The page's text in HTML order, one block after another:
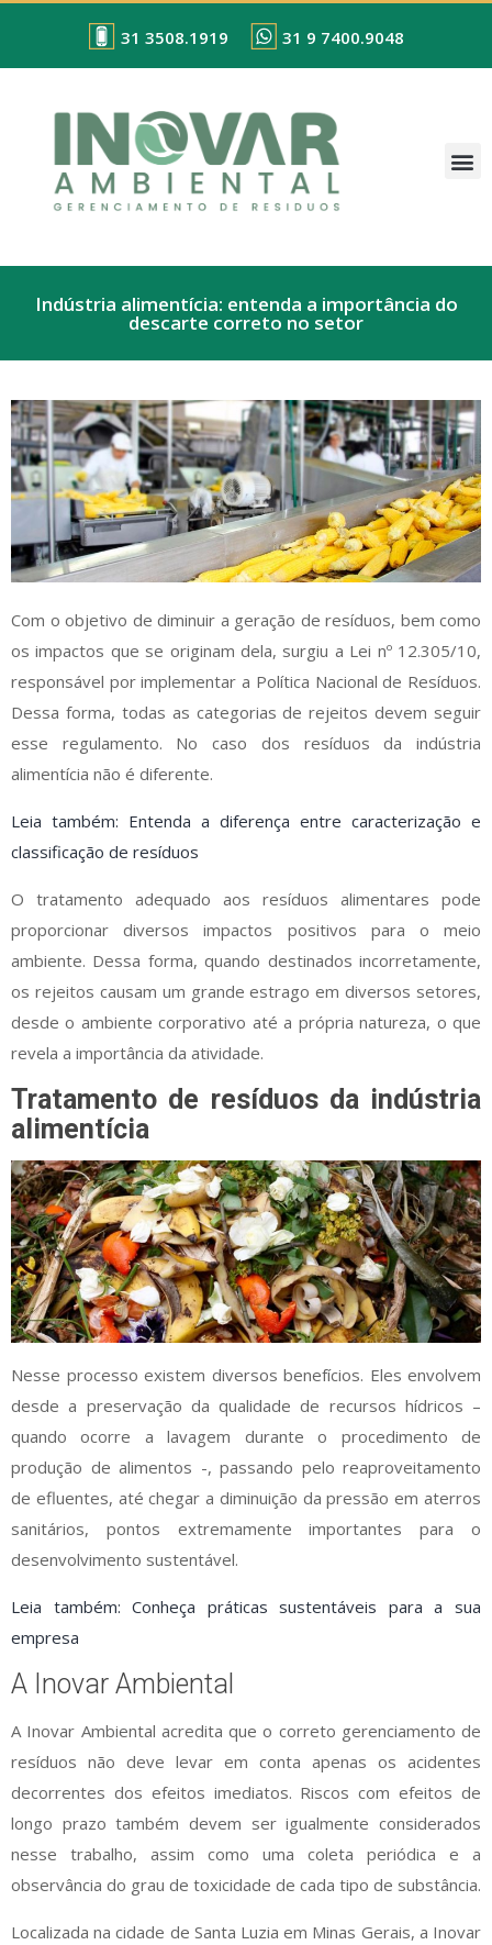
31 3508.1919 31 9 7400.9048
Indústria alimentícia: entenda a importância do
descarte correto no setor
Com o objetivo de diminuir a geração de resíduos, bem como
os impactos que se originam dela, surgiu a Lei nº 12.305/10,
responsável por implementar a Política Nacional de Resíduos.
Dessa forma, todas as categorias de rejeitos devem seguir
esse regulamento. No caso dos resíduos da indústria
alimentícia não é diferente.
Leia também: Entenda a diferença entre caracterização e
classificação de resíduos
O tratamento adequado aos resíduos alimentares pode
proporcionar diversos impactos positivos para o meio
ambiente. Dessa forma, quando destinados incorretamente,
os rejeitos causam um grande estrago em diversos setores,
desde o ambiente corporativo até a própria natureza, o que
revela a importância da atividade.
Tratamento de resíduos da indústria
alimentícia
Nesse processo existem diversos benefícios. Eles envolvem
desde a preservação da qualidade de recursos hídricos –
quando ocorre a lavagem durante o procedimento de
produção de alimentos -, passando pelo reaproveitamento
de efluentes, até chegar a diminuição da pressão em aterros
sanitários, pontos extremamente importantes para o
desenvolvimento sustentável.
Leia também: Conheça práticas sustentáveis para a sua
empresa
A Inovar Ambiental
A Inovar Ambiental acredita que o correto gerenciamento de
resíduos não deve levar em conta apenas os acidentes
decorrentes dos efeitos imediatos. Riscos com efeitos de
longo prazo também devem ser igualmente considerados
nesse trabalho, assim como uma coleta periódica e a
observância do grau de toxicidade de cada tipo de substância.
Localizada na cidade de Santa Luzia em Minas Gerais, a Inovar